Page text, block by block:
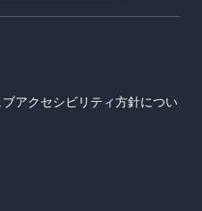
アクセシビリティ方針につい